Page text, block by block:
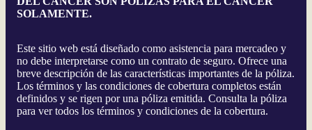
SOLAMENTE.
Este sitio web está diseñado como asistencia para mercadeo y
no debe interpretarse como un contrato de seguro. Ofrece una
breve descripción de las características importantes de la póliza.
Los términos y las condiciones de cobertura completos están
definidos y se rigen por una póliza emitida. Consulta la póliza
para ver todos los términos y condiciones de la cobertura.